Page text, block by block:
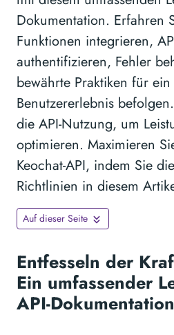
Dokumentation. Erfahren
Funktionen integrieren,
authentifizieren, Fehler
bewährte Praktiken für
Benutzererlebnis
die API-Nutzung, um
optimieren. Maximieren
Keochat-API, indem Sie
Richtlinien in diesem
Auf dieser Seite
Entfesseln der
Ein umfassender
API-Dokumentation